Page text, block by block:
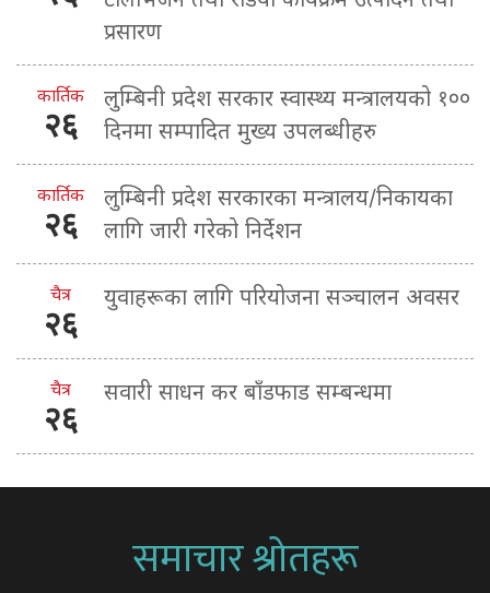
प्रसारण
कार्तिक
२६
लुम्बिनी प्रदेश सरकार स्वास्थ्य मन्त्रालयको १००
दिनमा सम्पादित मुख्य उपलब्धीहरु
कार्तिक
२६
लुम्बिनी प्रदेश सरकारका मन्त्रालय/निकायका
लागि जारी गरेको निर्देशन
चैत्र
२६
युवाहरूका लागि परियोजना सञ्चालन अवसर
चैत्र
२६
सवारी साधन कर बाँडफाड सम्बन्धमा
समाचार श्रोतहरू